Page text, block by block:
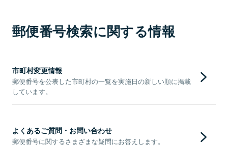
郵便番号検索に関する情報
市町村変更情報
郵便番号を公表した市町村の一覧を実施日の新しい順に掲載
しています。
よくあるご質問・お問い合わせ
郵便番号に関するさまざまな疑問にお答えします。